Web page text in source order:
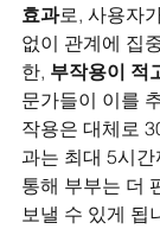
효과로, 사용자
없이 관계에 집
한, 부작용이 적
문가들이 이를
작용은 대체로
과는 최대 5시
통해 부부는 더
보낼 수 있게 됩